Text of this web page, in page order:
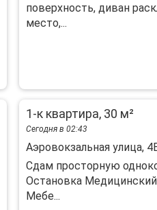
поверхность, диван
место,...
1-к квартира, 30 м²
Сегодня в 02:43
Аэровокзальная улица,
Сдам просторную
Остановка
Мебе...